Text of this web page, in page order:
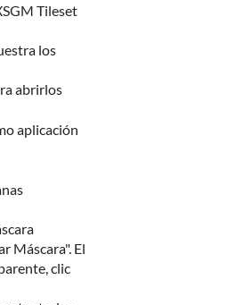
Tileset
los
abrirlos
aplicación
Máscara". El
clic